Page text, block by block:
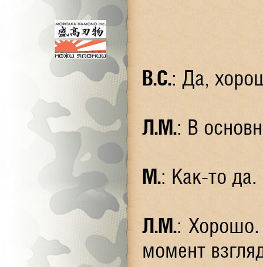
В.С.: Да,
Л.М.: В
М.: Как-то
Л.М.: Хорошо.
момент